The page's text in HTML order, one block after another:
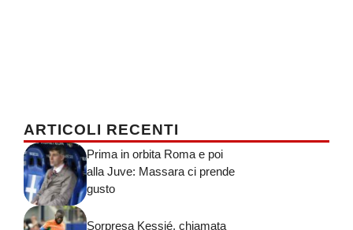
ARTICOLI RECENTI
Prima in orbita Roma e poi
alla Juve: Massara ci prende
gusto
Sorpresa Kessié, chiamata